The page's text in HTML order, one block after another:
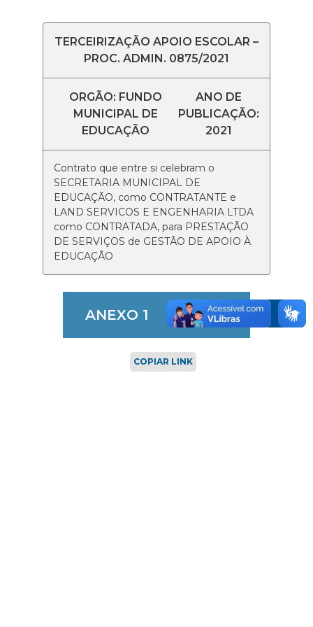
TERCEIRIZAÇÃO APOIO ESCOLAR –
PROC. ADMIN. 0875/2021
ORGÃO: FUNDO
MUNICIPAL DE
EDUCAÇÃO
ANO DE
PUBLICAÇÃO:
2021
Contrato que entre si celebram o
SECRETARIA MUNICIPAL DE
EDUCAÇÃO, como CONTRATANTE e
LAND SERVICOS E ENGENHARIA LTDA
como CONTRATADA, para PRESTAÇÃO
DE SERVIÇOS de GESTÃO DE APOIO À
EDUCAÇÃO
ANEXO 1
COPIAR LINK